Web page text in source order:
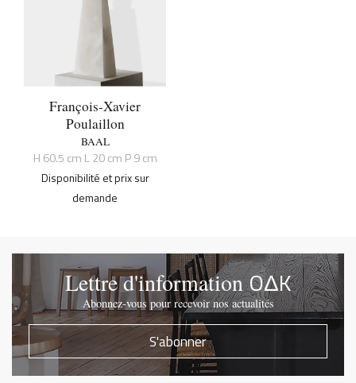
François-Xavier
Poulaillon
BAAL
H 60.5 cm L 20 cm P 9 cm
Disponibilité et prix sur
demande
Lettre d'informationOΔK
Abonnez-vous pour recevoir nos actualités
S'abonner